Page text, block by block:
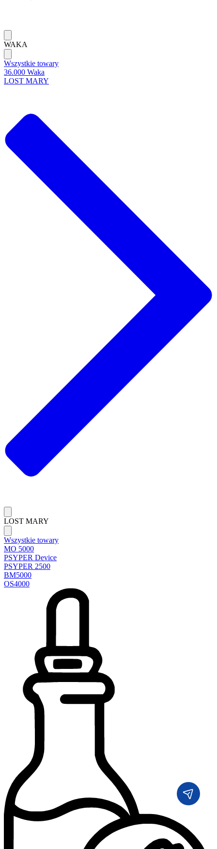
WAKA
Wszystkie towary
36.000 Waka
LOST MARY
LOST MARY
Wszystkie towary
MO 5000
PSYPER Device
PSYPER 2500
BM5000
OS4000